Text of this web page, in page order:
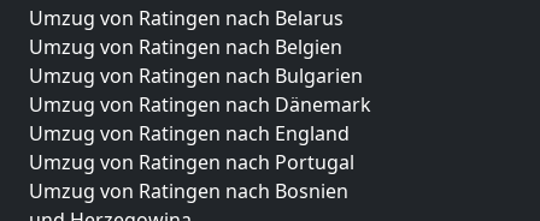
Umzug von Ratingen nach Belarus
Umzug von Ratingen nach Belgien
Umzug von Ratingen nach Bulgarien
Umzug von Ratingen nach Dänemark
Umzug von Ratingen nach England
Umzug von Ratingen nach Portugal
Umzug von Ratingen nach Bosnien